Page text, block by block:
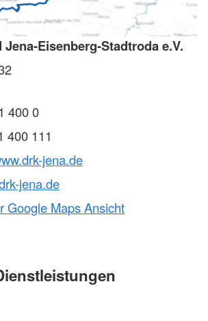
Eisenberg-Stadtroda e.V.
400 0
400 111
jena.de
jena.de
Google Maps Ansicht